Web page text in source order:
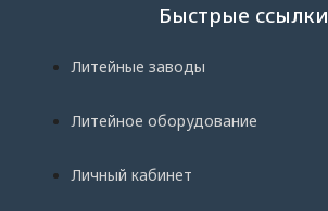
Быстрые ссылки
Литейные заводы
Литейное оборудование
Личный кабинет